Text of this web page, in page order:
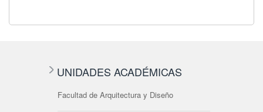
UNIDADES ACADÉMICAS
Facultad de Arquitectura y Diseño